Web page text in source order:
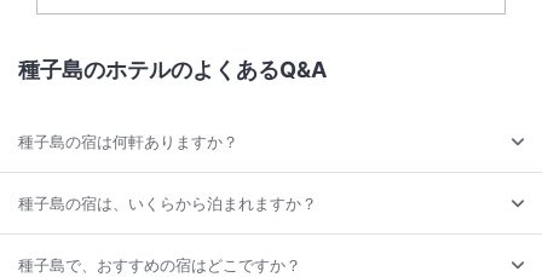
種子島のホテルのよくあるQ&A
種子島の宿は何軒ありますか？
種子島の宿は、いくらから泊まれますか？
種子島で、おすすめの宿はどこですか？